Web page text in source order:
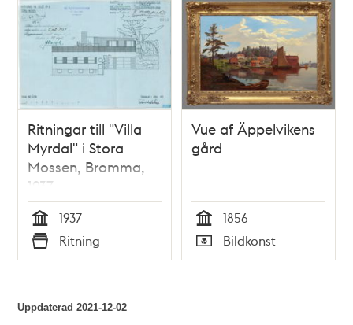
Ritningar till "Villa
Myrdal" i Stora
Mossen, Bromma,
1937
Tid
1937
Typ
Ritning
Vue af Äppelvikens
gård
Tid
1856
Typ
Bildkonst
Uppdaterad2021-12-02